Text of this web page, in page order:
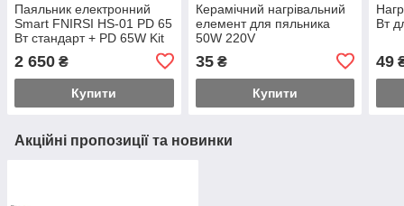
Паяльник електронний
Smart FNIRSI HS-01 PD 65
Вт стандарт + PD 65W Kit
2 650 ₴
Купити
Керамічний нагрівальний
елемент для пяльника
50W 220V
35₴
Купити
Вт
49
Акційні пропозиції та новинки